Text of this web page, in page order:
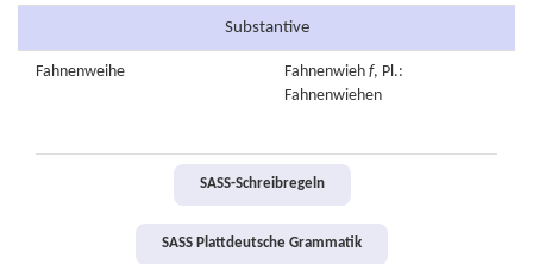
Substantive
Fahnenweihe Fahnenwieh f, Pl.:
Fahnenwiehen
SASS-Schreibregeln
SASS Plattdeutsche Grammatik